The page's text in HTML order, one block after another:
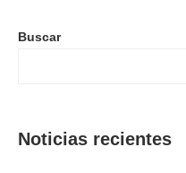
Buscar
Noticias recientes